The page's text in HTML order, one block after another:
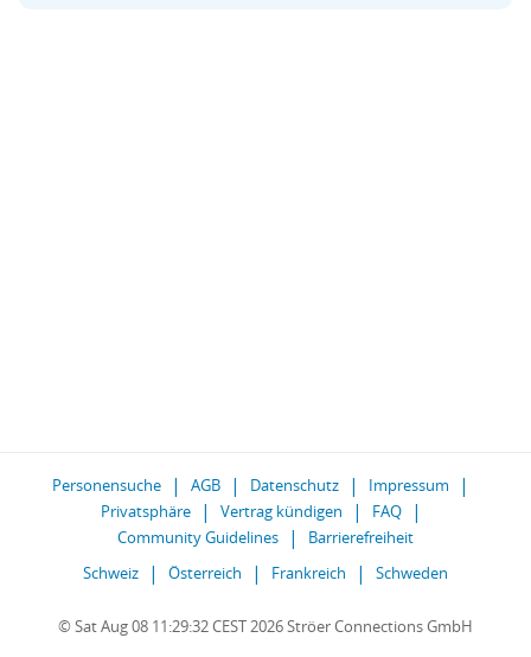
Personensuche AGB Datenschutz
Impressum
Privatsphäre
Vertrag kündigen
FAQ
Community Guidelines
Barrierefreiheit
Schweiz
Österreich Frankreich Schweden
© Sat Aug 08 11:29:32 CEST 2026 Ströer Connections GmbH